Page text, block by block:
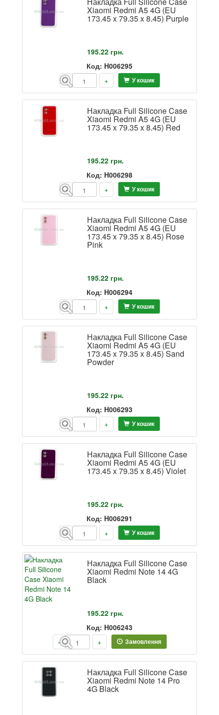
Xiaomi Redmi A5 4G (EU
173.45 x 79.35 x 8.45) Purple
195.22 грн.
Код: H006295
- + У кошик
Накладка Full Silicone Case
Xiaomi Redmi A5 4G (EU
173.45 x 79.35 x 8.45) Red
195.22 грн.
Код: H006298
- + У кошик
Накладка Full Silicone Case
Xiaomi Redmi A5 4G (EU
173.45 x 79.35 x 8.45) Rose
Pink
195.22 грн.
Код: H006294
- + У кошик
Накладка Full Silicone Case
Xiaomi Redmi A5 4G (EU
173.45 x 79.35 x 8.45) Sand
Powder
195.22 грн.
Код: H006293
- + У кошик
Накладка Full Silicone Case
Xiaomi Redmi A5 4G (EU
173.45 x 79.35 x 8.45) Violet
195.22 грн.
Код: H006291
- + У кошик
Накладка Full Silicone Case
Xiaomi Redmi Note 14 4G
Black
195.22 грн.
Код: H006243
- + Замовлення
Накладка Full Silicone Case
Xiaomi Redmi Note 14 Pro
4G Black